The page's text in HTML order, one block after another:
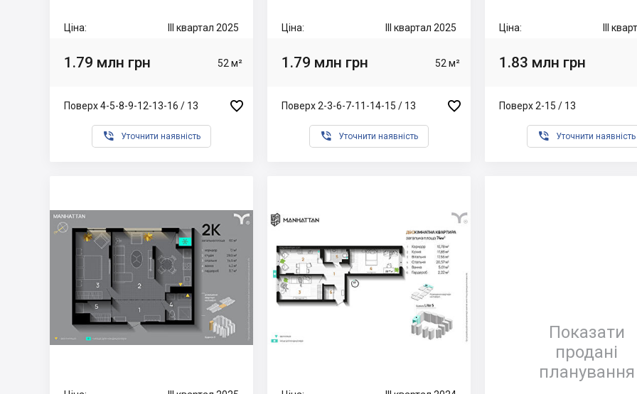
Ціна: III квартал 2025
1.79 млн грн 52 м²
Поверх 4-5-8-9-12-13-16 / 13 
 Уточнити наявність
Ціна: III квартал 2025
1.79 млн грн 52 м²
Поверх 2-3-6-7-11-14-15 / 13 
 Уточнити наявність
Ціна: III
1.83 млн грн
Поверх 2-15 / 13
 Уточнити наявність
Показати
продані
планування